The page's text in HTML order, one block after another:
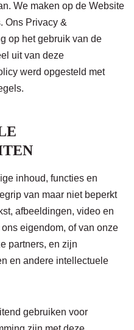
We maken op de Website
Ons Privacy &
op het gebruik van de
uit van deze
werd opgesteld met
inhoud, functies en
van maar niet beperkt
afbeeldingen, video en
eigendom, of van onze
partners, en zijn
en andere intellectuele
gebruiken voor